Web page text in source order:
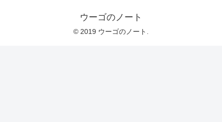
ウーゴのノート
© 2019 ウーゴのノート.